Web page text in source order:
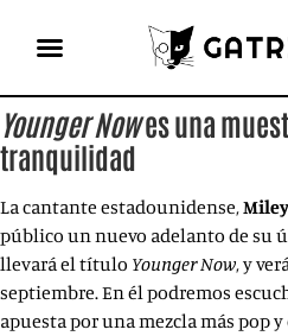
Younger Nowes una
tranquilidad
La cantante estadounidense,
público un nuevo adelanto de su
llevará el título Younger Now, y
septiembre. En él podremos
apuesta por una mezcla más pop